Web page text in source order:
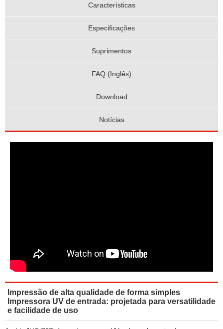
Características
Especificações
Suprimentos
FAQ (Inglês)
Download
Notícias
Impressão de alta qualidade de forma simples
Impressora UV de entrada: projetada para versatilidade
e facilidade de uso